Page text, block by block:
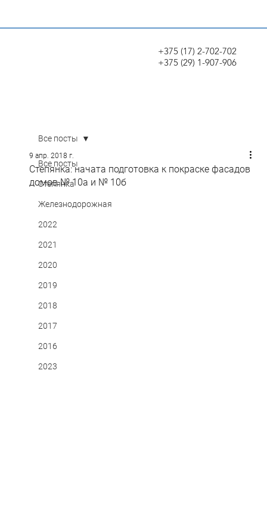
+375 (17) 2-702-702
+375 (29) 1-907-906
Все посты
Степянка
Железнодорожная
2022
2021
2020
2019
2018
2017
2016
2023
Все посты
Степянка: начата подготовка к покраске фасадов
домов № 10а и № 10б
9 апр. 2018 г.